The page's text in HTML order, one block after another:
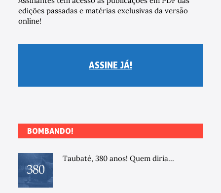
edições passadas e matérias exclusivas da versão
online!
ASSINE JÁ!
BOMBANDO!
Taubaté, 380 anos! Quem diria...